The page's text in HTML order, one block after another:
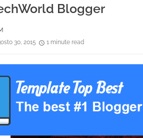
Blogger
30, 2015
1 minute read